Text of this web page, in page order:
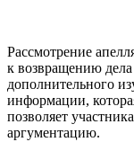
Рассмотрение
к возвращению
дополнительного
информации,
позволяет
аргументацию.